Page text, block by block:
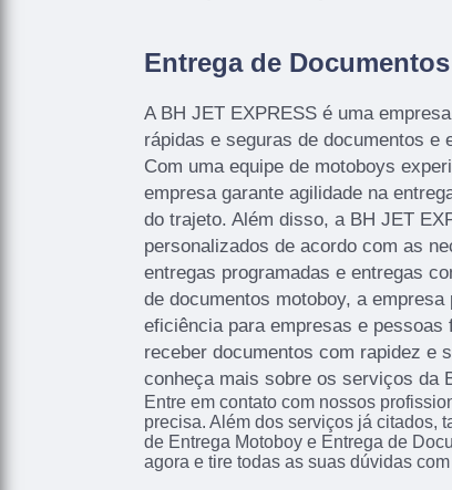
Entrega de
A BH JET EXPRESS é uma
rápidas e seguras de documentos e
Com uma equipe de motoboys
empresa garante agilidade na
do trajeto. Além disso, a BH JET
personalizados de acordo com as
entregas programadas e entregas
de documentos motoboy, a
eficiência para empresas e
receber documentos com rapidez e
conheça mais sobre os serviços da
Entre em contato com nossos
precisa. Além dos serviços já citados,
de Entrega Motoboy e Entrega de
agora e tire todas as suas dúvidas